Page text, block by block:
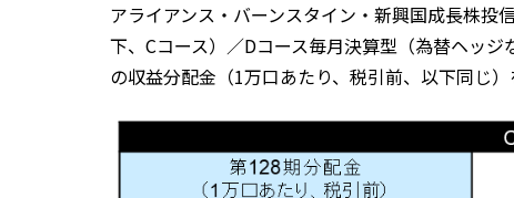
アライアンス・バーンスタイン・新興国成長株
下、Cコース）／Dコース毎月決算型（為替ヘッ
の収益分配金（1万口あたり、税引前、以下同じ